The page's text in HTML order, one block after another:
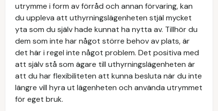
utrymme i form av förråd och annan förvaring, kan
du uppleva att uthyrningslägenheten stjäl mycket
yta som du själv hade kunnat ha nytta av. Tillhör du
dem som inte har något större behov av plats, är
det här i regel inte något problem. Det positiva med
att själv stå som ägare till uthyrningslägenheten är
att du har flexibiliteten att kunna besluta när du inte
längre vill hyra ut lägenheten och använda utrymmet
för eget bruk.